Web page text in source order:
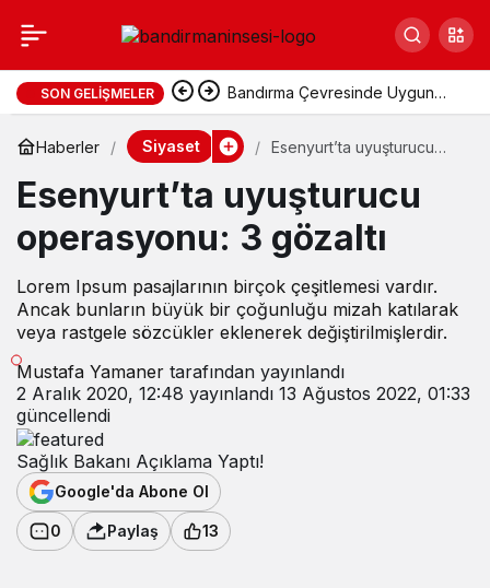
SON GELIŞMELER Bandırma Çevresinde Uygun
Fiyatlı Tatil Yerleri
Haberler Siyaset
Esenyurt’ta uyuşturucu
Esenyurt’ta uyuşturucu
operasyonu: 3 gözaltı
Lorem Ipsum pasajlarının birçok çeşitlemesi vardır.
Ancak bunların büyük bir çoğunluğu mizah katılarak
veya rastgele sözcükler eklenerek değiştirilmişlerdir.
Mustafa Yamaner tarafından yayınlandı
2 Aralık 2020, 12:48 yayınlandı 13 Ağustos 2022, 01:33
güncellendi
Sağlık Bakanı Açıklama Yaptı!
Google'da Abone Ol
0 Paylaş 13